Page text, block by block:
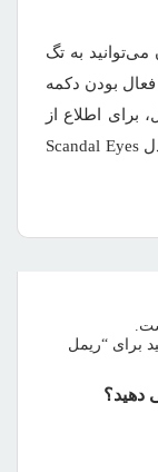
به تگ
بودن دکمه
برای اطلاع از
موجودی و قیمت ریمل مارک ریمل لندن مدل Scandal Eyes
برای “ریمل
دهید؟